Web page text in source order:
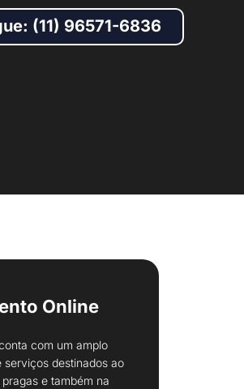
(11) 96571-6836
Online
com um amplo
serviços destinados ao
e também na